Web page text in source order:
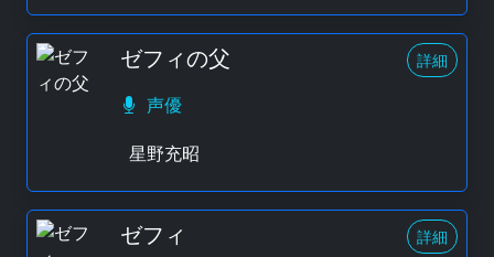
ゼフィの父 詳細
声優
星野充昭
ゼフィ 詳細